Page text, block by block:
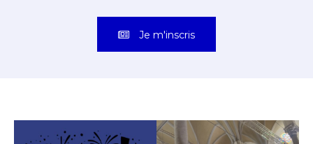
Je m'inscris